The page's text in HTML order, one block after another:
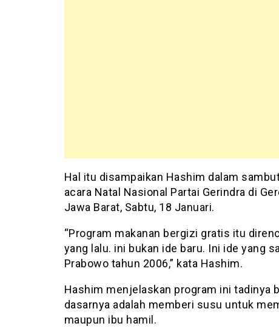
Hal itu disampaikan Hashim dalam
acara Natal Nasional Partai Gerindra di
Jawa Barat, Sabtu, 18 Januari.
“Program makanan bergizi gratis itu
yang lalu. ini bukan ide baru. Ini ide yang
Prabowo tahun 2006,” kata Hashim.
Hashim menjelaskan program ini tadinya
dasarnya adalah memberi susu untuk
maupun ibu hamil.